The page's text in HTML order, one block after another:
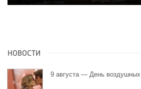
НОВОСТИ
9 августа — День